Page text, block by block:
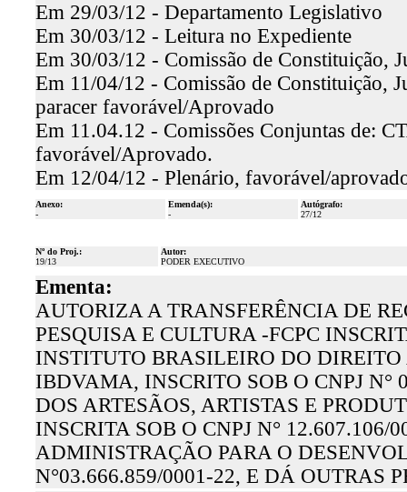
Em 29/03/12 - Departamento Legislativo
Em 30/03/12 - Leitura no Expediente
Em 30/03/12 - Comissão de Constituição,
Em 11/04/12 - Comissão de Constituição,
paracer favorável/Aprovado
Em 11.04.12 - Comissões Conjuntas de:
favorável/Aprovado.
Em 12/04/12 - Plenário, favorável/
Anexo:
-
Emenda(s):
-
Autógrafo:
27/12
Nº do Proj.:
19/13
Autor:
PODER EXECUTIVO
Ementa:
AUTORIZA A TRANSFERÊNCIA DE
PESQUISA E CULTURA -FCPC
INSTITUTO BRASILEIRO DO
IBDVAMA, INSCRITO SOB O CNPJ N°
DOS ARTESÃOS, ARTISTAS E
INSCRITA SOB O CNPJ N°
ADMINISTRAÇÃO PARA O
N°03.666.859/0001-22, E DÁ OUTRAS